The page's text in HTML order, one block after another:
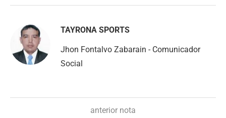
TAYRONA SPORTS
Jhon Fontalvo Zabarain - Comunicador
Social
anterior nota